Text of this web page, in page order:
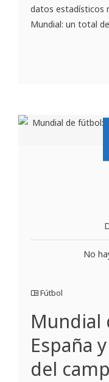
datos estadísticos
Mundial: un total
No
Fútbol
Mundial
España
del